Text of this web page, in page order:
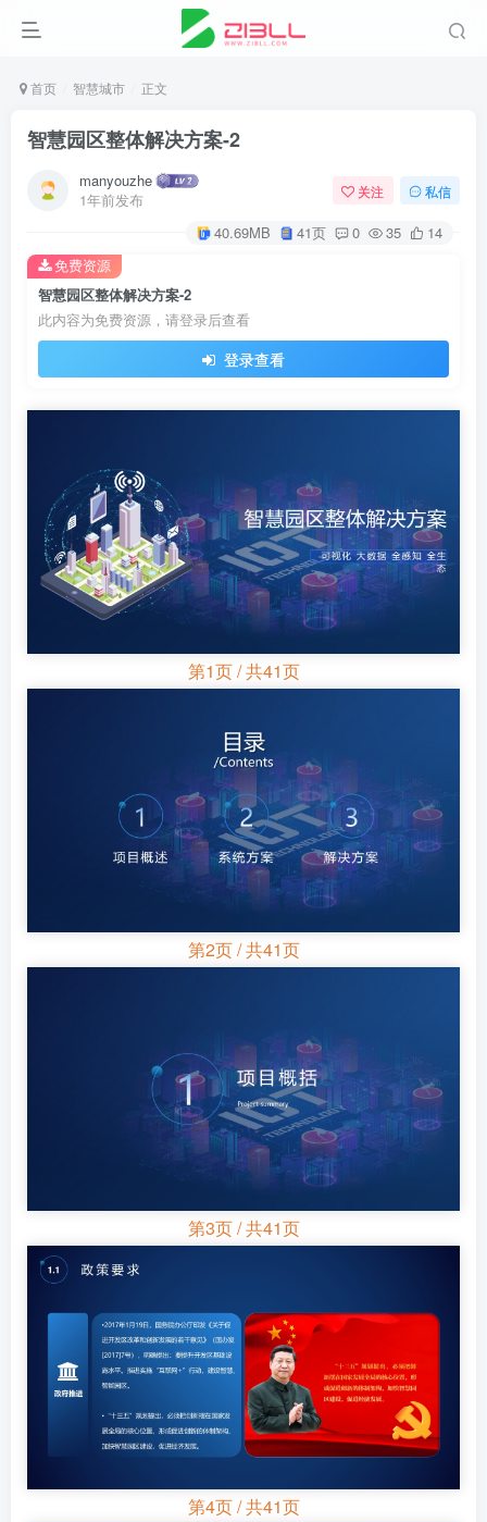
首页 智慧城市 正文
智慧园区整体解决方案-2
manyouzhe
1年前发布
关注 私信
40.69MB 41页 0 35 14
智慧园区整体解决方案-2
此内容为免费资源，请登录后查看
登录查看
免费资源
第1页 / 共41页
第2页 / 共41页
第3页 / 共41页
第4页 / 共41页